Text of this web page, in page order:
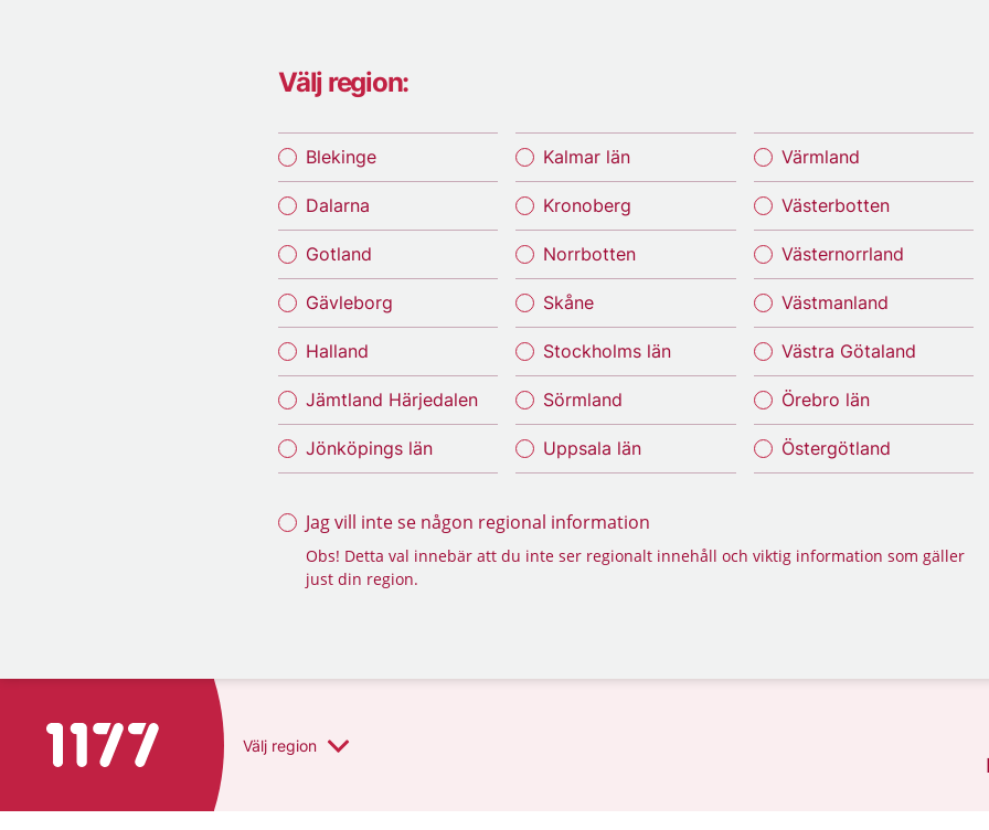
Välj region:
Blekinge
Dalarna
Gotland
Gävleborg
Halland
Jämtland Härjedalen
Jönköpings län
Kalmar län
Kronoberg
Norrbotten
Skåne
Stockholms län
Sörmland
Uppsala län
Värmland
Västerbotten
Västernorrland
Västmanland
Västra Götaland
Örebro län
Östergötland
Jag vill inte se någon regional information
Obs! Detta val innebär att du inte ser regionalt innehåll och viktig information som gäller
just din region.
Till startsidan för 1177 Välj region